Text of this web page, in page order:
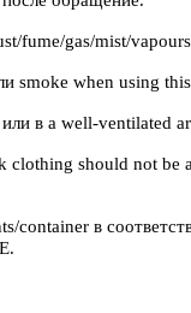
fume/gas/mist/
smoke when using
в a well-ventilated
clothing should not be
container в